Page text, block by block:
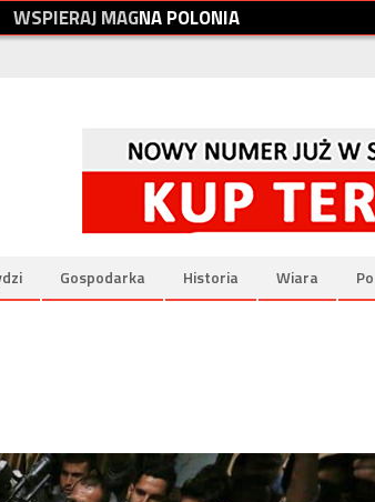
WSPIERAJMAGNAPOLONIA
Gospodarka Historia Wiara